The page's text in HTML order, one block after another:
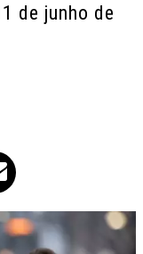
de junho de